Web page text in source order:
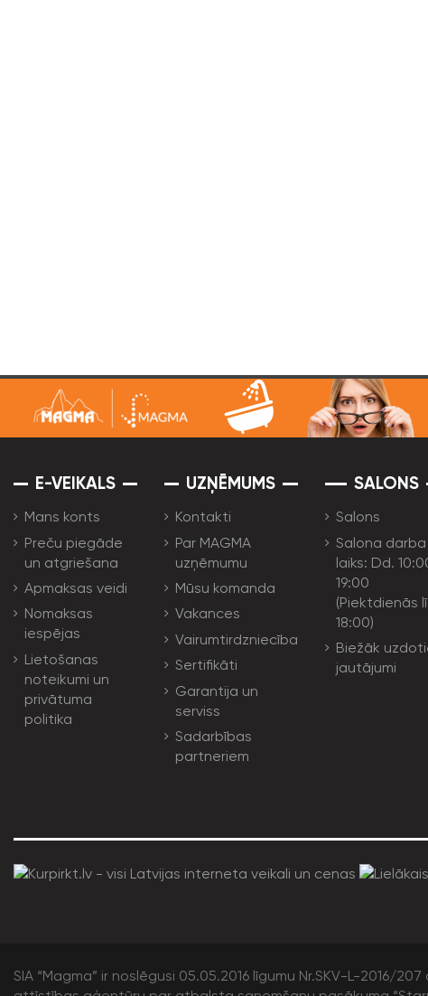
E-VEIKALS
Mans konts
Preču piegāde
un atgriešana
Apmaksas veidi
Nomaksas
iespējas
Lietošanas
noteikumi un
privātuma
politika
UZŅĒMUMS
Kontakti
Par MAGMA
uzņēmumu
Mūsu komanda
Vakances
Vairumtirdzniecība
Sertifikāti
Garantija un
serviss
Sadarbības
partneriem
SALONS
Salons
Salona darba
laiks: Dd.
19:00
(Piektdienās
18:00)
Biežāk
jautājumi
SIA “Magma” ir noslēgusi 05.05.2016 līgumu Nr.SKV-L-2016/